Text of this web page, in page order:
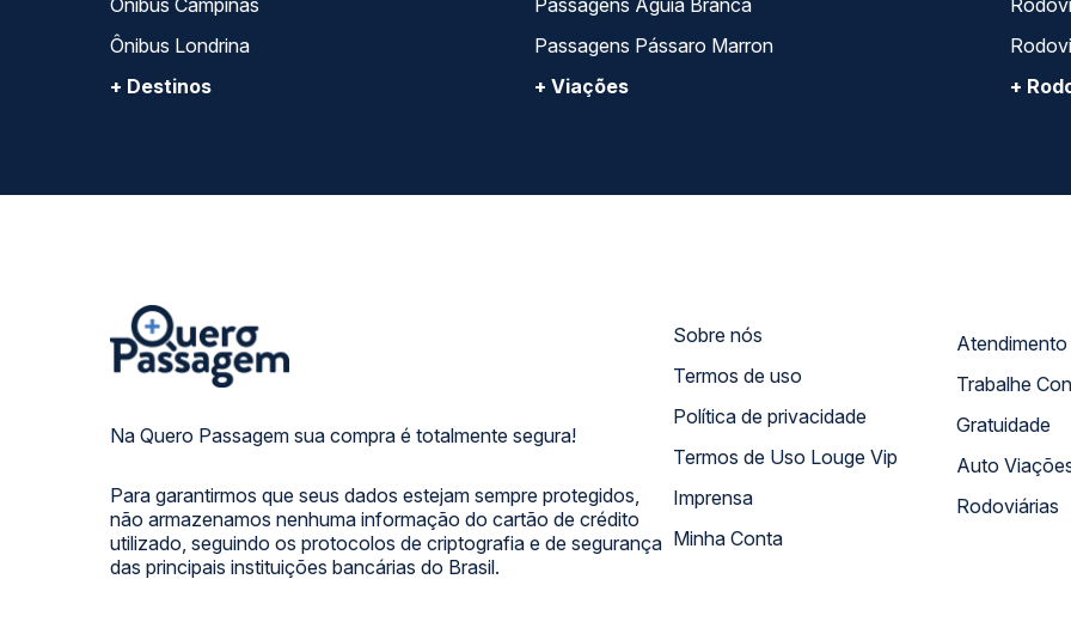
Ônibus Campinas
Ônibus Londrina
+ Destinos
Passagens Águia Branca
Passagens Pássaro Marron
+ Viações
+
Na Quero Passagem sua compra é totalmente segura!
Para garantirmos que seus dados estejam sempre protegidos,
não armazenamos nenhuma informação do cartão de crédito
utilizado, seguindo os protocolos de criptografia e de segurança
das principais instituições bancárias do Brasil.
Sobre nós
Termos de uso
Política de privacidade
Termos de Uso Louge Vip
Imprensa
Minha Conta
Trabalhe
Gratuidade
Auto
Rodoviárias